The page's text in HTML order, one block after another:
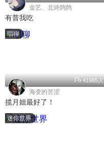
金艺、北诗鸽鸽
有普我吃
唱聊
41985人
海变的苦涩
揽月姐最好了！
迷你世界